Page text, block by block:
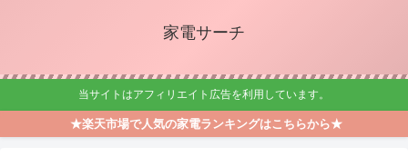
家電サーチ
当サイトはアフィリエイト広告を利用しています。
★楽天市場で人気の家電ランキングはこちらから★